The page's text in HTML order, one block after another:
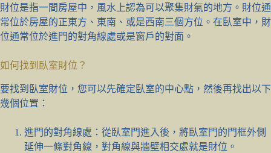
財位是指一間房屋中，風水上認為可以聚集財氣的地方。財位通
常位於房屋的正東方、東南、或是西南三個方位。在臥室中，財
位通常位於進門的對角線處或是窗戶的對面。
如何找到臥室財位？
要找到臥室財位，您可以先確定臥室的中心點，然後再找出以下
幾個位置：
進門的對角線處：從臥室門進入後，將臥室門的門框外側
延伸一條對角線，對角線與牆壁相交處就是財位。